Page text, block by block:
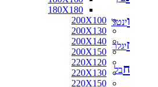
180X180
200X100
200X130
200X140
200X150
220X120
220X130
220X150
וינטג'
זיגלר
חבל